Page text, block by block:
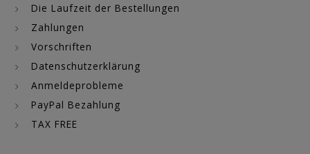
Die Laufzeit der Bestellungen
Zahlungen
Vorschriften
Datenschutzerklärung
Anmeldeprobleme
PayPal Bezahlung
TAX FREE